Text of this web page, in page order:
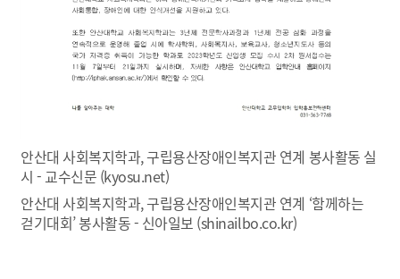
안산대 사회복지학과, 구립용산장애인복지관 연계 봉사활동 실
시 - 교수신문 (kyosu.net)
안산대 사회복지학과, 구립용산장애인복지관 연계 ‘함께하는
걷기대회’ 봉사활동 - 신아일보 (shinailbo.co.kr)